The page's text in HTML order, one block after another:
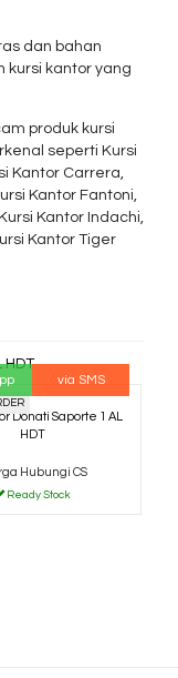
dan bahan
kursi kantor yang
produk kursi
seperti Kursi
Kantor Carrera,
Kantor Fantoni,
Kantor Indachi,
Kantor Tiger
HDT
via SMS
Donati Saporte 1 AL
HDT
Hubungi CS
Ready Stock